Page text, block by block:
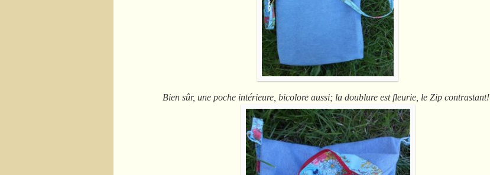
Bien sûr, une poche intérieure, bicolore aussi; la doublure est fleurie, le Zip contrastant!